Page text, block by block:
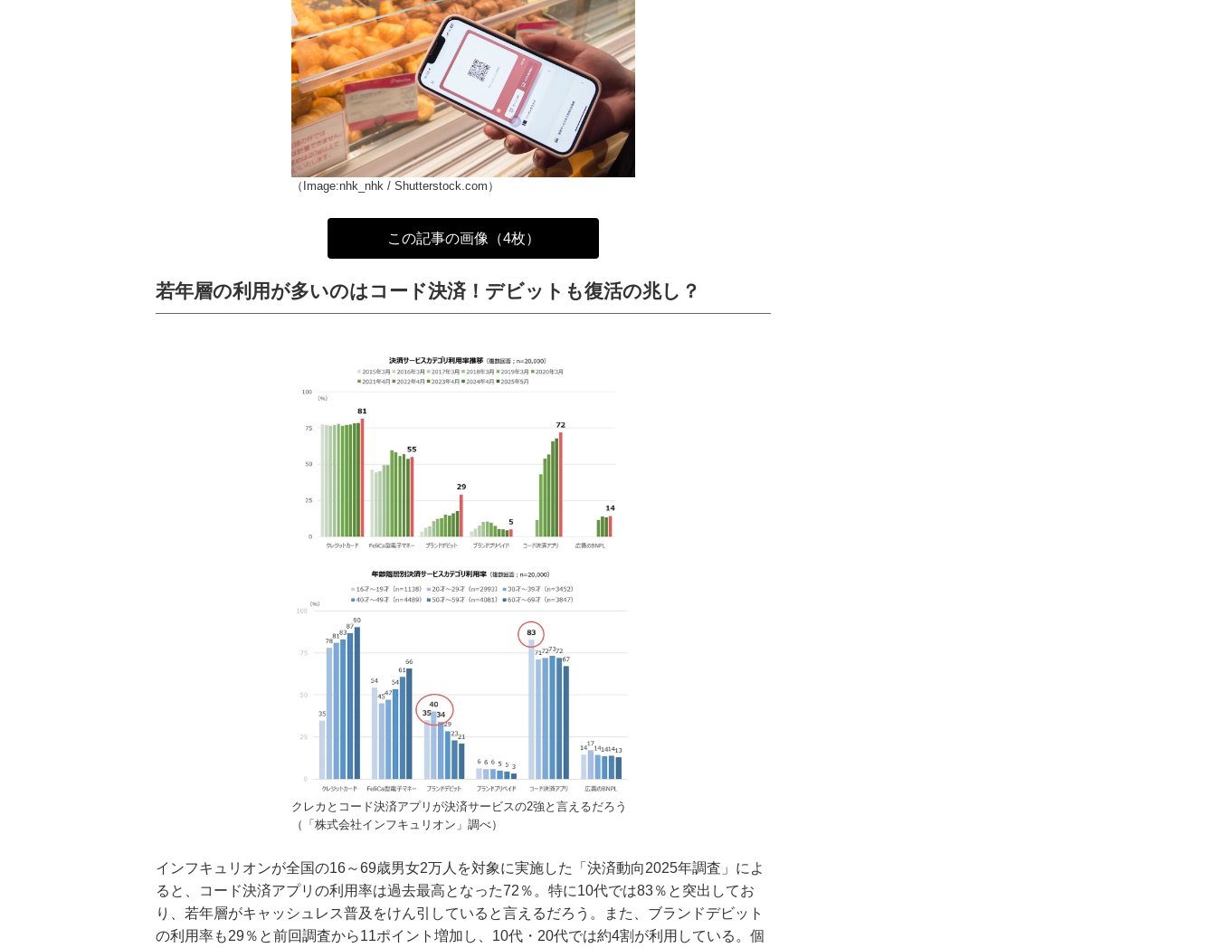
（Image:nhk_nhk / Shutterstock.com）
この記事の画像（4枚）
若年層の利用が多いのはコード決済！デビットも復活の兆し？
クレカとコード決済アプリが決済サービスの2強と言えるだろう
（「株式会社インフキュリオン」調べ）
インフキュリオンが全国の16～69歳男女2万人を対象に実施した「決済動向2025年調査」によ
ると、コード決済アプリの利用率は過去最高となった72％。特に10代では83％と突出してお
り、若年層がキャッシュレス普及をけん引していると言えるだろう。また、ブランドデビット
の利用率も29％と前回調査から11ポイント増加し、10代・20代では約4割が利用している。個